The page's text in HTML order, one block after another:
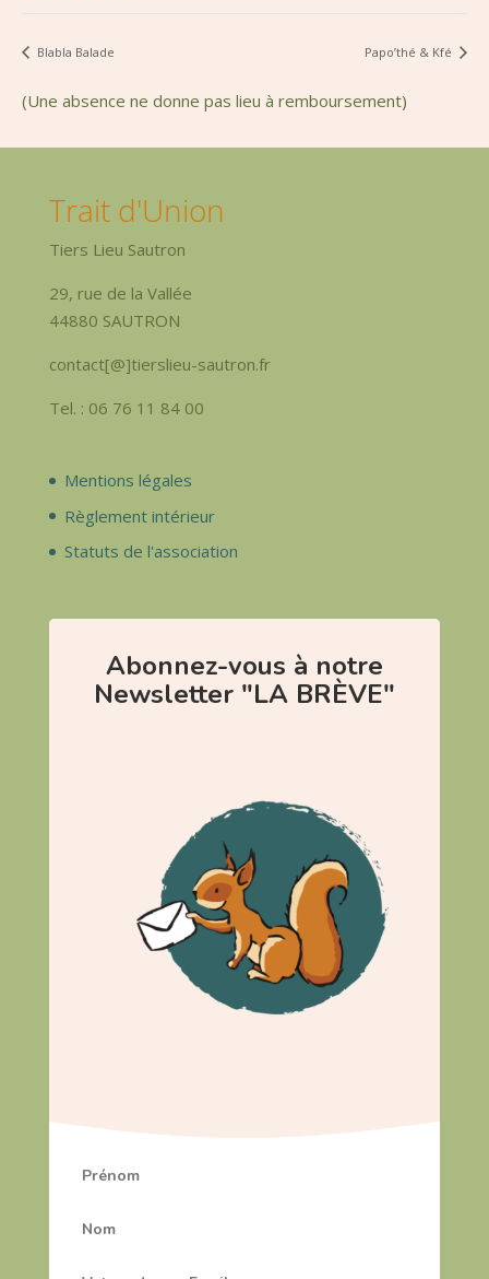
Blabla Balade Papo’thé & Kfé
(Une absence ne donne pas lieu à remboursement)
Trait d'Union
Tiers Lieu Sautron
29, rue de la Vallée
44880 SAUTRON
contact[@]tierslieu-sautron.fr
Tel. : 06 76 11 84 00
Mentions légales
Règlement intérieur
Statuts de l'association
Abonnez-vous à notre
Newsletter "LA BRÈVE"